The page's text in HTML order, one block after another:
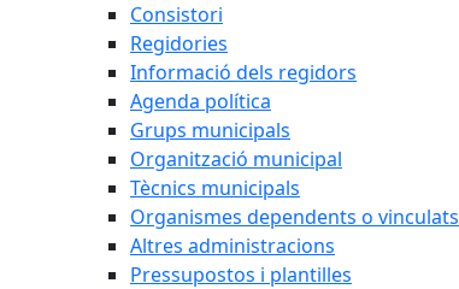
Consistori
Regidories
Informació dels regidors
Agenda política
Grups municipals
Organització municipal
Tècnics municipals
Organismes dependents o vinculats
Altres administracions
Pressupostos i plantilles